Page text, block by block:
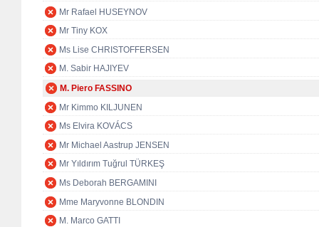
Mr Rafael HUSEYNOV
Mr Tiny KOX
Ms Lise CHRISTOFFERSEN
M. Sabir HAJIYEV
M. Piero FASSINO
Mr Kimmo KILJUNEN
Ms Elvira KOVÁCS
Mr Michael Aastrup JENSEN
Mr Yıldırım Tuğrul TÜRKEŞ
Ms Deborah BERGAMINI
Mme Maryvonne BLONDIN
M. Marco GATTI